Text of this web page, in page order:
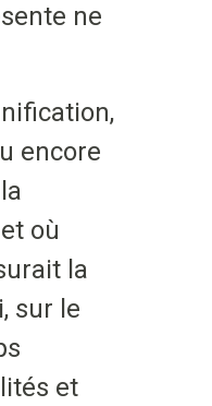
ne
encore
où
la
sur le
et